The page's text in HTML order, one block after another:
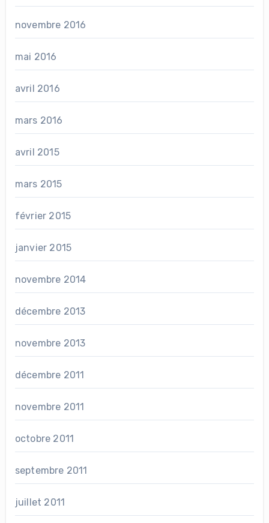
novembre 2016
mai 2016
avril 2016
mars 2016
avril 2015
mars 2015
février 2015
janvier 2015
novembre 2014
décembre 2013
novembre 2013
décembre 2011
novembre 2011
octobre 2011
septembre 2011
juillet 2011